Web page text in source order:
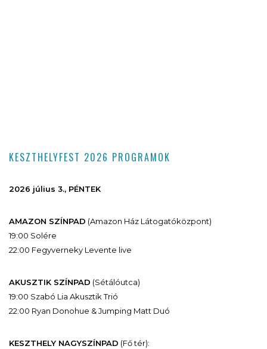
KESZTHELYFEST 2026 PROGRAMOK
2026 július 3., PÉNTEK
AMAZON SZÍNPAD (Amazon Ház Látogatóközpont)
19:00 Solére
22:00 Fegyverneky Levente live
AKUSZTIK SZÍNPAD (Sétálóutca)
19:00 Szabó Lia Akusztik Trió
22:00 Ryan Donohue & Jumping Matt Duó
KESZTHELY NAGYSZÍNPAD (Fő tér):